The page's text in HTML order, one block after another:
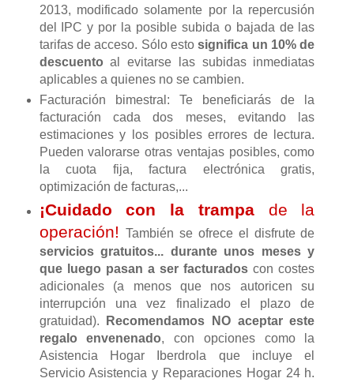
2013, modificado solamente por la repercusión
del IPC y por la posible subida o bajada de las
tarifas de acceso. Sólo estosignifica un 10% de
descuentoal evitarse las subidas inmediatas
aplicables a quienes no se cambien.
Facturación bimestral: Te beneficiarás de la
facturación cada dos meses, evitando las
estimaciones y los posibles errores de lectura.
Pueden valorarse otras ventajas posibles, como
la cuota fija, factura electrónica gratis,
optimización de facturas,...
¡Cuidado con la trampa de la
operación!
También se ofrece el disfrute de
servicios gratuitos... durante unos meses y
que luego pasan a ser facturadoscon costes
adicionales (a menos que nos autoricen su
interrupción una vez finalizado el plazo de
gratuidad).
Recomendamos NO aceptar este
regalo envenenado, con opciones como la
Asistencia Hogar Iberdrola que incluye el
Servicio Asistencia y Reparaciones Hogar 24 h.